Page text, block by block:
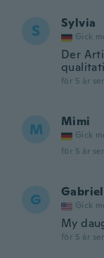
S Sylvia
Gick
Der
för 5 år
M Mimi
Gick
för 5 år
G Gick
My
för 5 år